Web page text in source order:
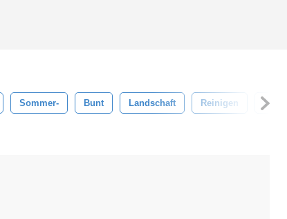
Sommer- Bunt Landschaft Reinigen Blatt